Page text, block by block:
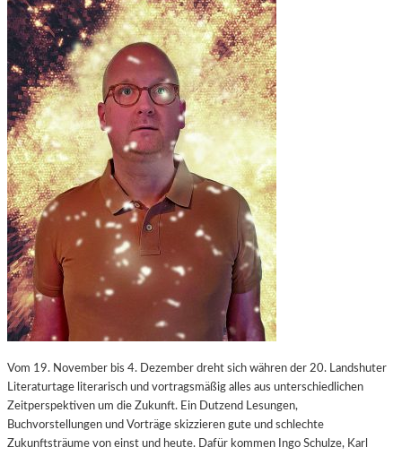
Vom 19. November bis 4. Dezember dreht sich währen der 20. Landshuter
Literaturtage literarisch und vortragsmäßig alles aus unterschiedlichen
Zeitperspektiven um die Zukunft. Ein Dutzend Lesungen,
Buchvorstellungen und Vorträge skizzieren gute und schlechte
Zukunftsträume von einst und heute. Dafür kommen Ingo Schulze, Karl